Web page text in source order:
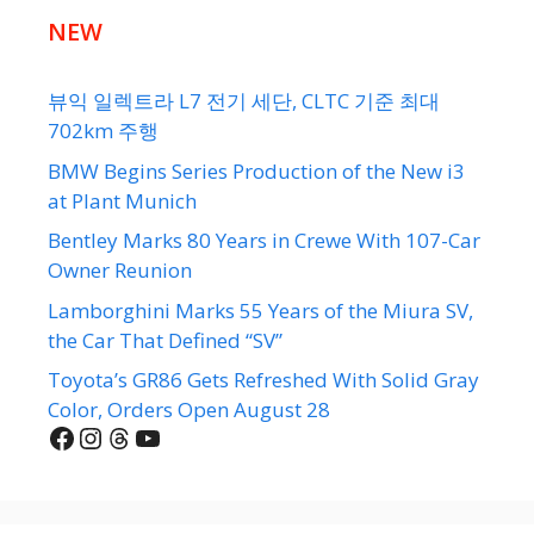
NEW
뷰익 일렉트라 L7 전기 세단, CLTC 기준 최대
702km 주행
BMW Begins Series Production of the New i3
at Plant Munich
Bentley Marks 80 Years in Crewe With 107-Car
Owner Reunion
Lamborghini Marks 55 Years of the Miura SV,
the Car That Defined “SV”
Toyota’s GR86 Gets Refreshed With Solid Gray
Color, Orders Open August 28
Facebook
Instagram
Threads
YouTube